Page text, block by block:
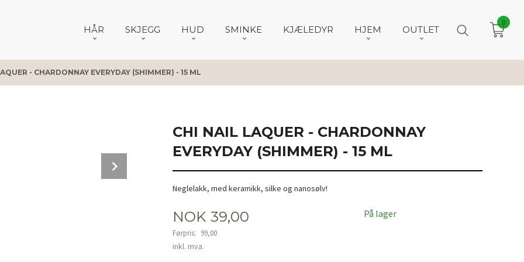
HÅR SKJEGG HUD SMINKE KJÆLEDYR HJEM OUTLET
0
- CHARDONNAY EVERYDAY (SHIMMER) - 15 ML
CHI NAIL LAQUER - CHARDONNAY
EVERYDAY (SHIMMER) - 15 ML
Neglelakk, med keramikk, silke og nanosølv!
Tilbud
NOK 39,00
Førpris: 99,00
Rabatt
inkl. mva.
På lager